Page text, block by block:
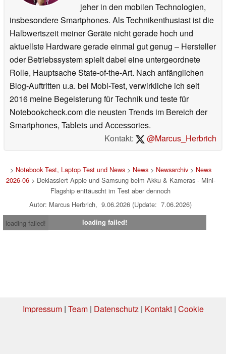
jeher in den mobilen Technologien,
insbesondere Smartphones. Als Technikenthusiast ist die
Halbwertszeit meiner Geräte nicht gerade hoch und
aktuellste Hardware gerade einmal gut genug – Hersteller
oder Betriebssystem spielt dabei eine untergeordnete
Rolle, Hauptsache State-of-the-Art. Nach anfänglichen
Blog-Auftritten u.a. bei Mobi-Test, verwirkliche ich seit
2016 meine Begeisterung für Technik und teste für
Notebookcheck.com die neusten Trends im Bereich der
Smartphones, Tablets und Accessories.
Kontakt:
@Marcus_Herbrich
> Notebook Test, Laptop Test und News> News> Newsarchiv> News
2026-06> Deklassiert Apple und Samsung beim Akku & Kameras - Mini-
Flagship enttäuscht im Test aber dennoch
Autor: Marcus Herbrich, 9.06.2026 (Update: 7.06.2026)
loading failed!
loading failed!
Impressum| Team| Datenschutz| Kontakt| Cookie